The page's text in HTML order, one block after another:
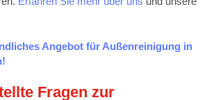
Angebot für Außenreinigung in
Fragen zur